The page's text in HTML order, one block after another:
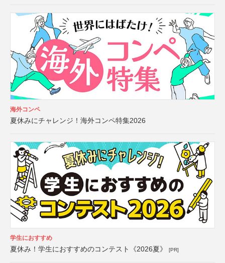
海外コンペ
夏休みにチャレンジ！海外コンペ特集2026
学生におすすめ
夏休み！学生におすすめのコンテスト《2026夏》 [PR]